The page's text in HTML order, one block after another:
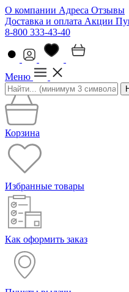
О компании Адреса Отзывы
Доставка и оплата Акции
8-800 333-43-40
Меню
Корзина
Избранные товары
Как оформить заказ